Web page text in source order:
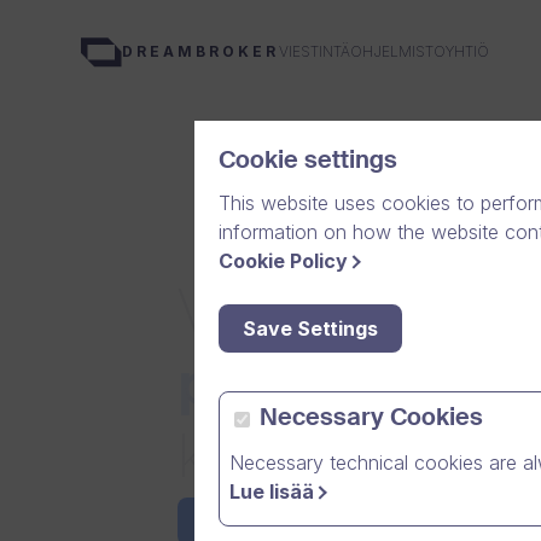
DREAMBROKERVIESTINTÄOHJELMISTOYHTIÖ
Viesti helposti
perheesija
kanssa
Get #One for FREE
Cookie settings
This website uses cookies to
information on how the website
Cookie Policy
Save Settings
Necessary Cookies
Necessary technical cookies are
Lue lisää